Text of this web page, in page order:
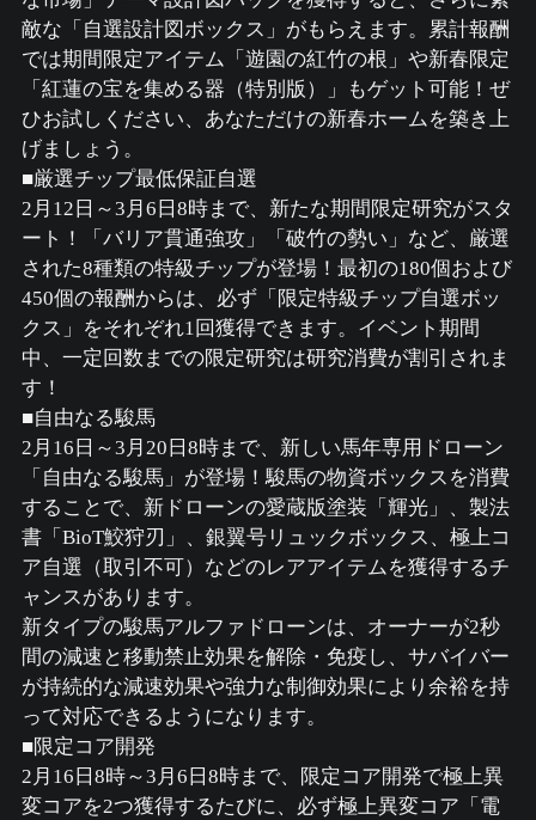
敵な「自選設計図ボックス」がもらえます。累計報酬
では期間限定アイテム「遊園の紅竹の根」や新春限定
「紅蓮の宝を集める器（特別版）」もゲット可能！ぜ
ひお試しください、あなただけの新春ホームを築き上
げましょう。
■厳選チップ最低保証自選
2月12日～3月6日8時まで、新たな期間限定研究がスタ
ート！「バリア貫通強攻」「破竹の勢い」など、厳選
された8種類の特級チップが登場！最初の180個および
450個の報酬からは、必ず「限定特級チップ自選ボッ
クス」をそれぞれ1回獲得できます。イベント期間
中、一定回数までの限定研究は研究消費が割引されま
す！
■自由なる駿馬
2月16日～3月20日8時まで、新しい馬年専用ドローン
「自由なる駿馬」が登場！駿馬の物資ボックスを消費
することで、新ドローンの愛蔵版塗装「輝光」、製法
書「BioT鮫狩刃」、銀翼号リュックボックス、極上コ
ア自選（取引不可）などのレアアイテムを獲得するチ
ャンスがあります。
新タイプの駿馬アルファドローンは、オーナーが2秒
間の減速と移動禁止効果を解除・免疫し、サバイバー
が持続的な減速効果や強力な制御効果により余裕を持
って対応できるようになります。
■限定コア開発
2月16日8時～3月6日8時まで、限定コア開発で極上異
変コアを2つ獲得するたびに、必ず極上異変コア「電